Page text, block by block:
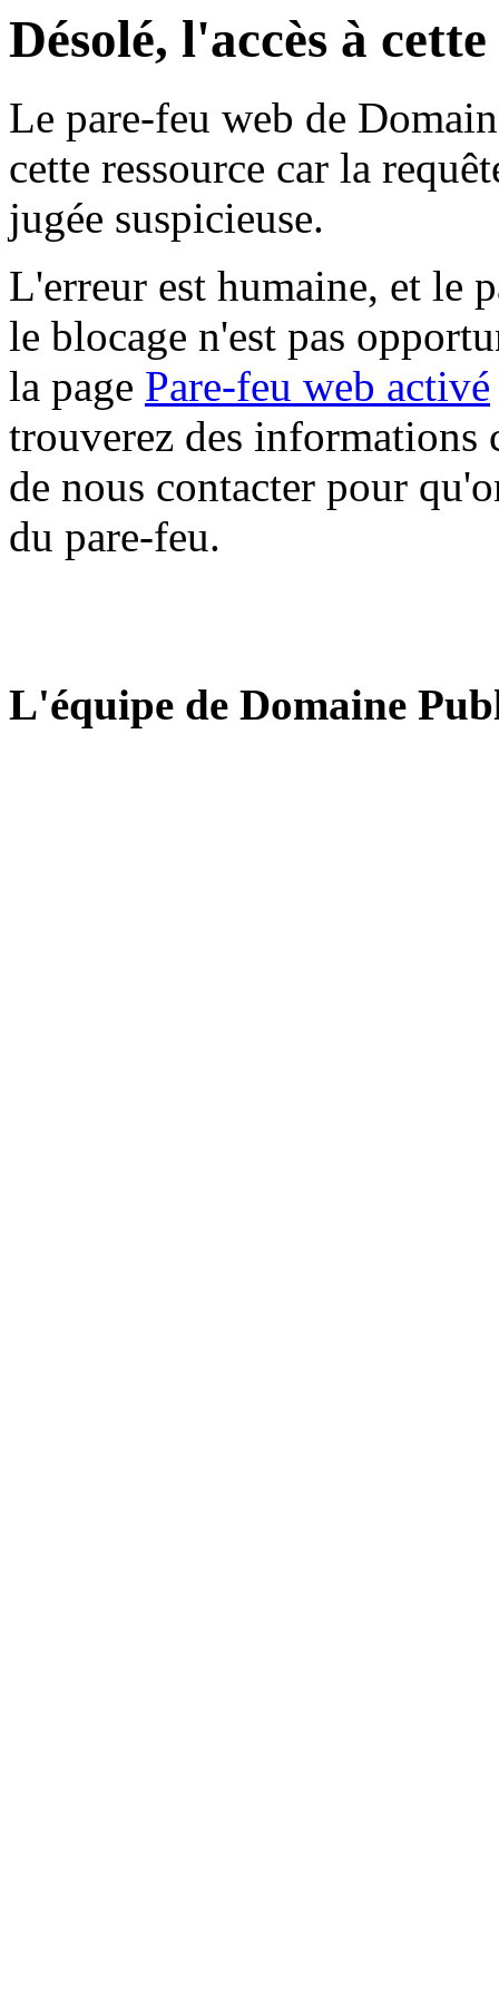
Désolé, l'accès à
Le pare-feu web de
cette ressource car la
jugée suspicieuse.
L'erreur est humaine, et le
le blocage n'est pas
la page Pare-feu web activé
trouverez des informations
de nous contacter pour
du pare-feu.
L'équipe de Domaine